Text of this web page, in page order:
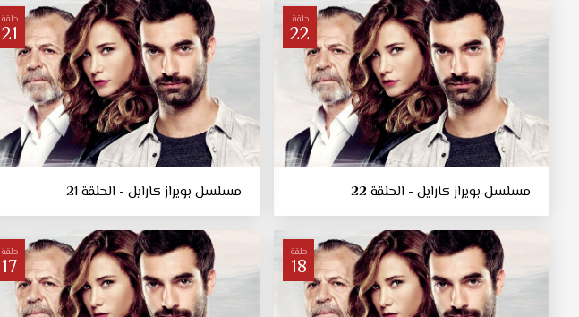
حلقة
22
مسلسل بويراز كارايل - الحلقة 22
حلقة
21
مسلسل بويراز كارايل - الحلقة 21
حلقة
18
حلقة
17